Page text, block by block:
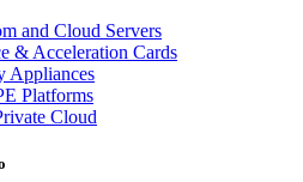
and Cloud Servers
& Acceleration Cards
Appliances
Platforms
Cloud